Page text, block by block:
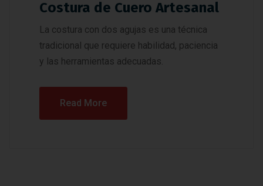
Costura de Cuero Artesanal
La costura con dos agujas es una técnica
tradicional que requiere habilidad, paciencia
y las herramientas adecuadas.
Read More